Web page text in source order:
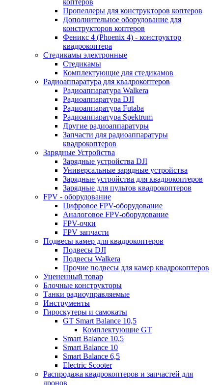
коптеров
Пропеллеры для конструкторов коптеров
Дополнительное оборудование для
конструкторов коптеров
Феникс 4 (Phoenix 4) - конструктор
квадрокоптера
Cтедикамы электронные
Стедикамы
Комплектующие для стедикамов
Радиоаппаратура для квадрокоптеров
Радиоаппаратура Walkera
Радиоаппаратура DJI
Радиоаппаратура Futaba
Радиоаппаратура Spektrum
Другие радиоаппаратуры
Запчасти для радиоаппаратуры
квадрокоптеров
Зарядные Устройства
Зарядные устройства DJI
Универсальные зарядные устройства
Зарядные устройства для квадрокоптеров
Зарядные для пультов квадрокоптеров
FPV - оборудование
Цифровое FPV-оборудование
Аналоговое FPV-оборудование
FPV-очки
FPV запчасти
Подвесы камер для квадрокоптеров
Подвесы DJI
Подвесы Walkera
Прочие подвесы для камер квадрокоптеров
Уцененный товар
Блочные конструкторы
Танки радиоуправляемые
Инструменты
Гироскутеры и самокаты
GT Smart Balance 10,5
Комплектующие GT
Smart Balance 10,5
Smart Balance 10
Smart Balance 6,5
Electric Scooter
Распродажа квадрокоптеров и запчастей для
дронов